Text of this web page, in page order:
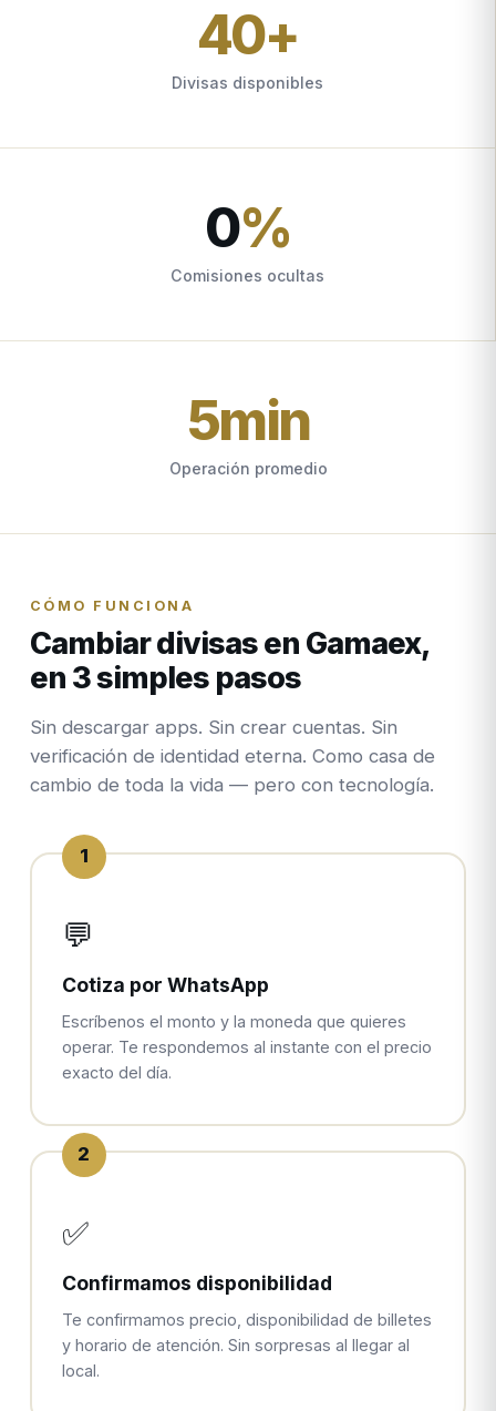
40+
Divisas disponibles
0%
Comisiones ocultas
5min
Operación promedio
CÓMO FUNCIONA
Cambiar divisas en Gamaex,
en 3 simples pasos
Sin descargar apps. Sin crear cuentas. Sin
verificación de identidad eterna. Como casa de
cambio de toda la vida — pero con tecnología.
1
💬
Cotiza por WhatsApp
Escríbenos el monto y la moneda que quieres
operar. Te respondemos al instante con el precio
exacto del día.
2
✅
Confirmamos disponibilidad
Te confirmamos precio, disponibilidad de billetes
y horario de atención. Sin sorpresas al llegar al
local.